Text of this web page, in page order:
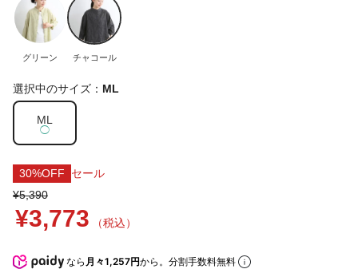
グリーン チャコール
選択中のサイズ： ML
ML
◯
30%OFF
セール
¥5,390
¥3,773 （税込）
なら 月々1,257円から。分割手数料無料